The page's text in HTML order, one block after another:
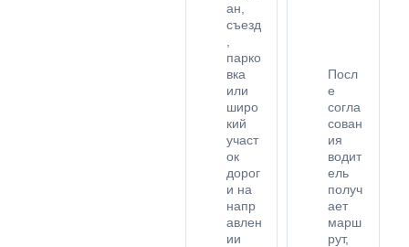
ан,
съезд
парко
вка
или
широ
кий
участ
ок
дорог
и на
напр
авлен
ии
Посл
е
согла
сован
ия
водит
ель
получ
ает
марш
рут,